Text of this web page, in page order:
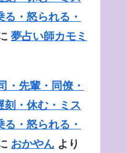
・怒られる・
夢占い師カモミ
・先輩・同僚・
刻・休む・ミス
・怒られる・
おかやん より